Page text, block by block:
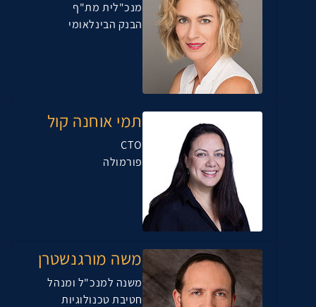
מנכ"לית מת"ף
הבנק הבינלאומי
תמי אוחנה קול
CTO
פורמולה
משה מורגנשטרן
משנה למנכ"ל ומנהל
חטיבת טכנולוגיות